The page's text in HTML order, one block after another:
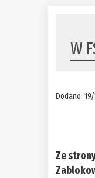
W
Dodano:
Ze